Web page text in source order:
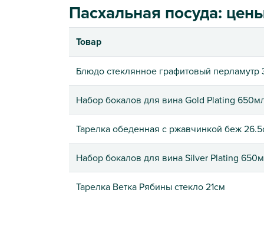
Пасхальная посуда:
Товар
Блюдо стеклянное графитовый перламутр
Набор бокалов для вина Gold Plating
Тарелка обеденная с ржавчинкой беж
Набор бокалов для вина Silver Plating
Тарелка Ветка Рябины стекло 21cм